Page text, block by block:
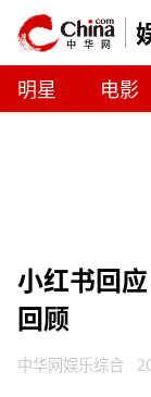
明星 电影
小红书回
回顾
中华网娱乐综合